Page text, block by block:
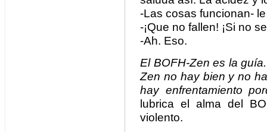
-Las cosas funcionan-
-¡Que no fallen! ¡Si no
-Ah. Eso.
El BOFH-Zen es la
Zen no hay bien y no
hay enfrentamiento
lubrica el alma del
violento.